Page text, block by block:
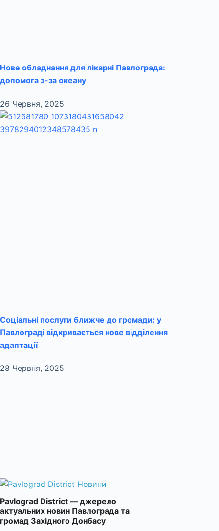
Нове обладнання для лікарні Павлограда:
допомога з-за океану
26 Червня, 2025
Соціальні послуги ближче до громади: у
Павлограді відкривається нове відділення
адаптації
28 Червня, 2025
Pavlograd District — джерело
актуальних новин Павлограда та
громад Західного Донбасу